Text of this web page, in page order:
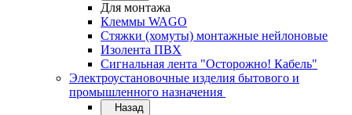
Для монтажа
Клеммы WAGO
Стяжки (хомуты) монтажные нейлоновые
Изолента ПВХ
Сигнальная лента "Осторожно! Кабель"
Электроустановочные изделия бытового и
промышленного назначения
Назад